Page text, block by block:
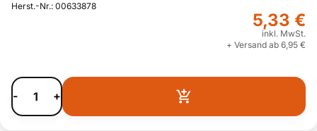
Herst.-Nr.: 00633878
5,33 €
inkl. MwSt.
+ Versand ab 6,95 €
- +